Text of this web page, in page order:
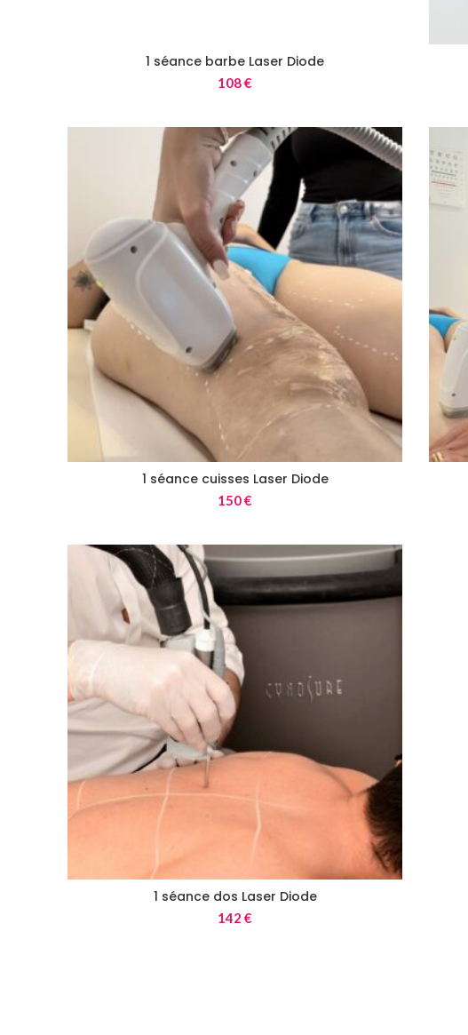
1 séance barbe Laser Diode
108€
1 séance cuisses Laser Diode
150€
1 séance dos Laser Diode
142€